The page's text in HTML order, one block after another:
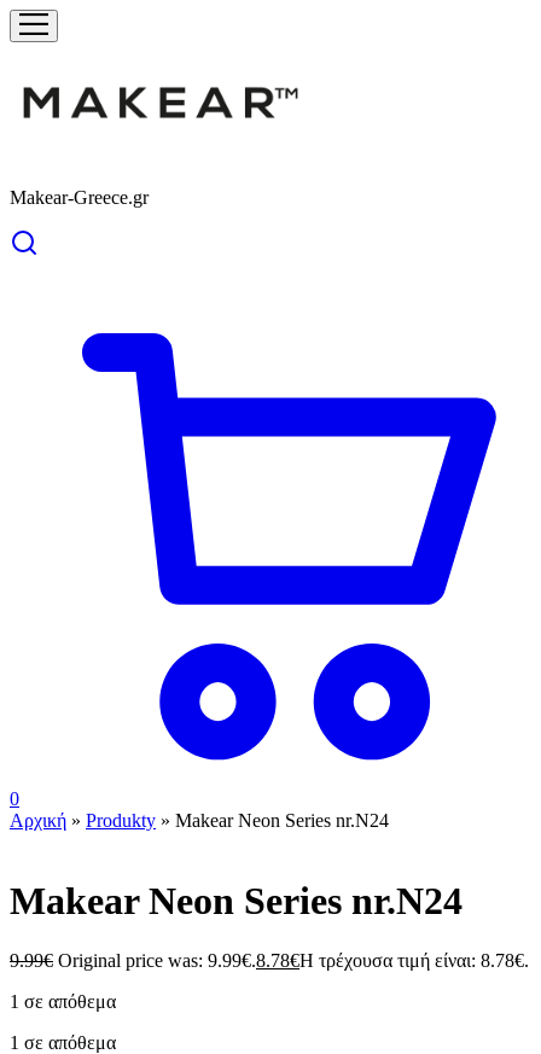
Makear-Greece.gr
0
Αρχική » Produkty » Makear Neon Series nr.N24
Makear Neon Series nr.N24
9.99€ Original price was: 9.99€.8.78€Η τρέχουσα τιμή είναι: 8.78€.
1 σε απόθεμα
1 σε απόθεμα